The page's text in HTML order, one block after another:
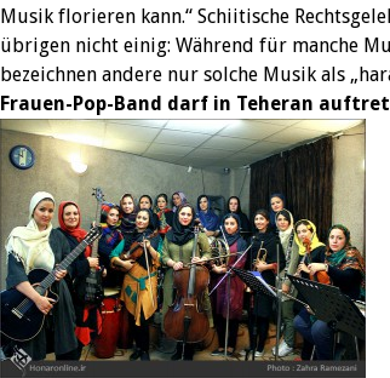
Musik florieren kann.“ Schiitische
übrigen nicht einig: Während für manche
bezeichnen andere nur solche Musik als
Frauen-Pop-Band darf in Teheran